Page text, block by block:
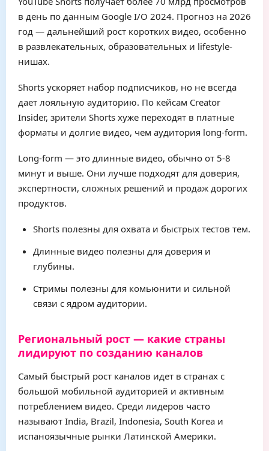
в день по данным Google I/O 2024. Прогноз на 2026
год — дальнейший рост коротких видео, особенно
в развлекательных, образовательных и lifestyle-
нишах.
Shorts ускоряет набор подписчиков, но не всегда
дает лояльную аудиторию. По кейсам Creator
Insider, зрители Shorts хуже переходят в платные
форматы и долгие видео, чем аудитория long-form.
Long-form — это длинные видео, обычно от 5-8
минут и выше. Они лучше подходят для доверия,
экспертности, сложных решений и продаж дорогих
продуктов.
Shorts полезны для охвата и быстрых тестов тем.
Длинные видео полезны для доверия и
глубины.
Стримы полезны для комьюнити и сильной
связи с ядром аудитории.
Региональный рост — какие страны
лидируют по созданию каналов
Самый быстрый рост каналов идет в странах с
большой мобильной аудиторией и активным
потреблением видео. Среди лидеров часто
называют India, Brazil, Indonesia, South Korea и
испаноязычные рынки Латинской Америки.